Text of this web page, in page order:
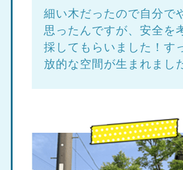
細い木だったので自分で
思ったんですが、安全を
採してもらいました！す
放的な空間が生まれまし